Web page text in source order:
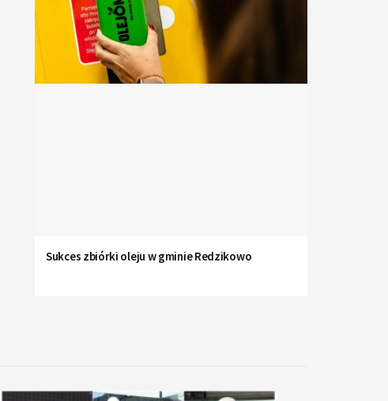
Sukces zbiórki oleju w gminie Redzikowo